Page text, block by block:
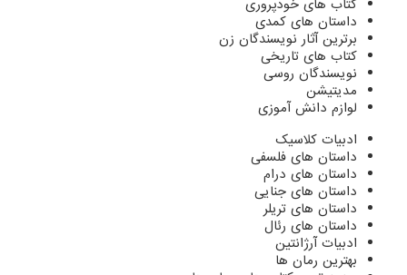
کتاب های خودپروری
داستان های کمدی
برترین آثار نویسندگان زن
کتاب های تاریخی
نویسندگان روسی
مدیتیشن
لوازم دانش آموزی
ادبیات کلاسیک
داستان های فلسفی
داستان های درام
داستان های جنایی
داستان های تریلر
داستان های رئال
ادبیات آرژانتین
بهترین رمان ها